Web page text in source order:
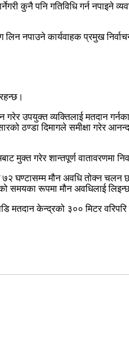
कुनै पनि गतिविधि गर्न नपाइने
लिन नपाउने कार्यवाहक प्रमुख
गरेर उपयुक्त व्यक्तिलाई मतदान
ठण्डा दिमागले समीक्षा गरेर
गरेर शान्तपूर्ण वातावरणमा
घण्टासम्म मौन अवधि तोक्न चलन
समयका रूपमा मौन अवधिलाई
मतदान केन्द्रको ३०० मिटर वरिपरि